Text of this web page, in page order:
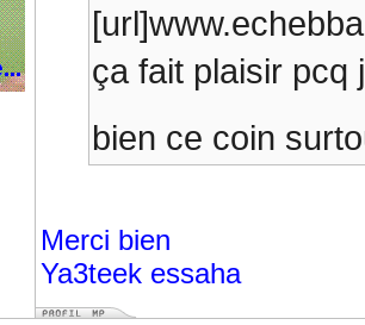
ça fait plaisir pcq
bien ce coin
Merci bien
Ya3teek essaha